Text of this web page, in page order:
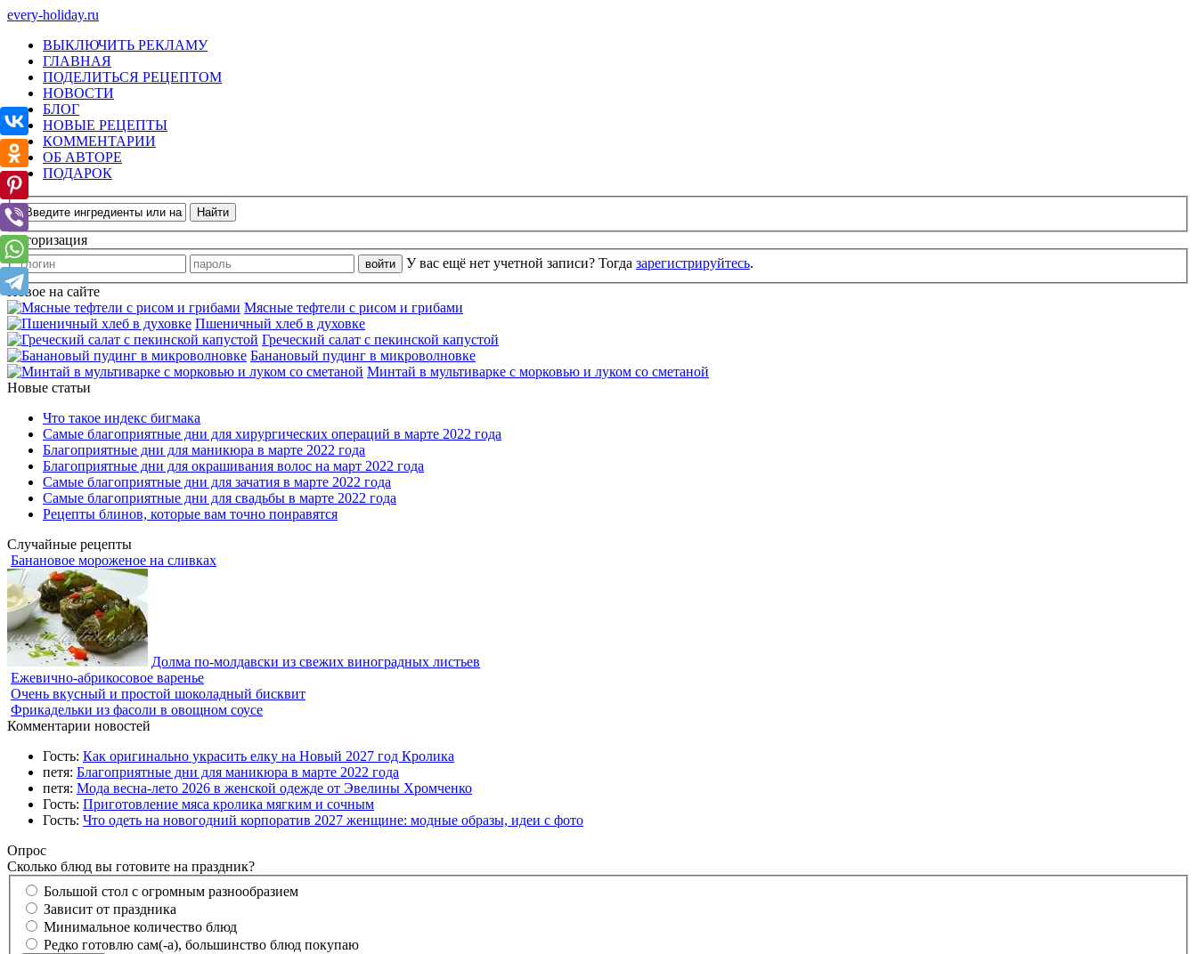
every-holiday.ru
ВЫКЛЮЧИТЬ РЕКЛАМУ
ГЛАВНАЯ
ПОДЕЛИТЬСЯ РЕЦЕПТОМ
НОВОСТИ
БЛОГ
НОВЫЕ РЕЦЕПТЫ
КОММЕНТАРИИ
ОБ АВТОРЕ
ПОДАРОК
Авторизация
У вас ещё нет учетной записи? Тогда зарегистрируйтесь.
Новое на сайте
Мясные тефтели с рисом и грибами
Пшеничный хлеб в духовке
Греческий салат с пекинской капустой
Банановый пудинг в микроволновке
Минтай в мультиварке с морковью и луком со сметаной
Новые статьи
Что такое индекс бигмака
Самые благоприятные дни для хирургических операций в марте 2022 года
Благоприятные дни для маникюра в марте 2022 года
Благоприятные дни для окрашивания волос на март 2022 года
Самые благоприятные дни для зачатия в марте 2022 года
Самые благоприятные дни для свадьбы в марте 2022 года
Рецепты блинов, которые вам точно понравятся
Случайные рецепты
Банановое мороженое на сливках
Долма по-молдавски из свежих виноградных листьев
Ежевично-абрикосовое варенье
Очень вкусный и простой шоколадный бисквит
Фрикадельки из фасоли в овощном соусе
Комментарии новостей
Гость: Как оригинально украсить елку на Новый 2027 год Кролика
петя: Благоприятные дни для маникюра в марте 2022 года
петя: Мода весна-лето 2026 в женской одежде от Эвелины Хромченко
Гость: Приготовление мяса кролика мягким и сочным
Гость: Что одеть на новогодний корпоратив 2027 женщине: модные образы, идеи с фото
Опрос
Сколько блюд вы готовите на праздник?
Большой стол с огромным разнообразием
Зависит от праздника
Минимальное количество блюд
Редко готовлю сам(-а), большинство блюд покупаю